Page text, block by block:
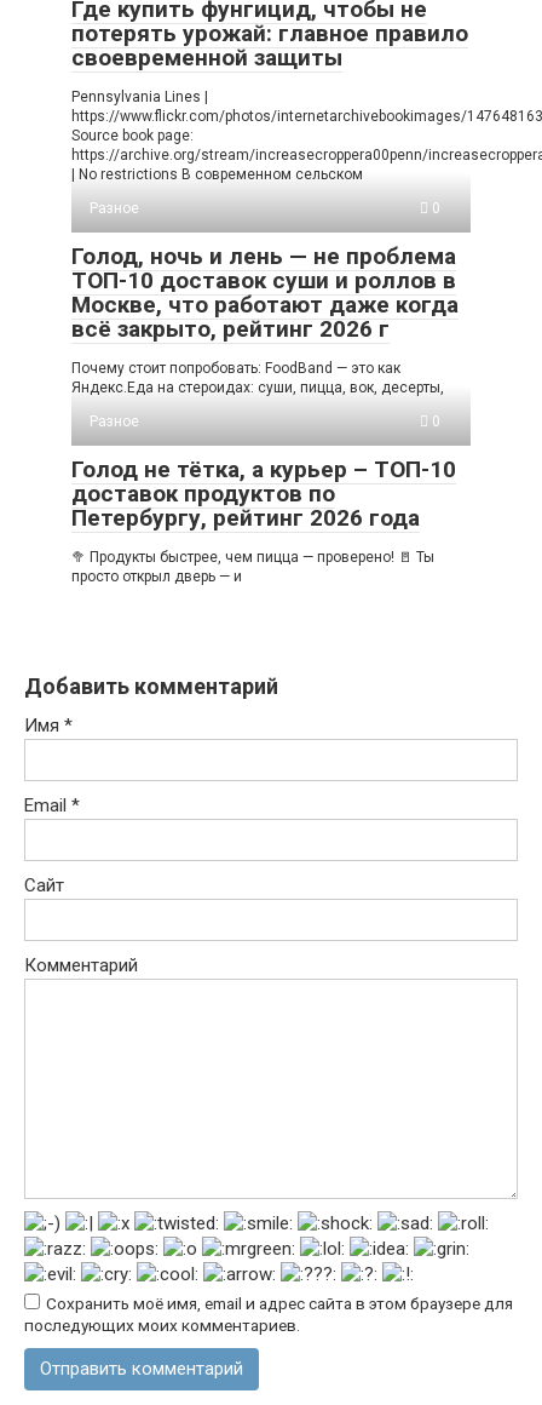
Где купить фунгицид, чтобы не
потерять урожай: главное правило
своевременной защиты
Pennsylvania Lines |
https://www.flickr.com/photos/internetarchivebookimages/
Source book page:
https://archive.org/stream/increasecroppera00penn/
| No restrictions В современном сельском
Разное
0
Голод, ночь и лень — не проблема
ТОП-10 доставок суши и роллов в
Москве, что работают даже когда
всё закрыто, рейтинг 2026 г
Почему стоит попробовать: FoodBand — это как
Яндекс.Еда на стероидах: суши, пицца, вок, десерты,
Разное
0
Голод не тётка, а курьер – ТОП-10
доставок продуктов по
Петербургу, рейтинг 2026 года
🥦 Продукты быстрее, чем пицца — проверено! 🚪 Ты
просто открыл дверь — и
Добавить комментарий
Имя *
Email *
Сайт
Комментарий
Сохранить моё имя, email и адрес сайта в этом браузере для
последующих моих комментариев.